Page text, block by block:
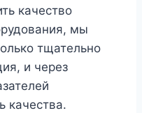
качество
мы
тщательно
и через
качества.